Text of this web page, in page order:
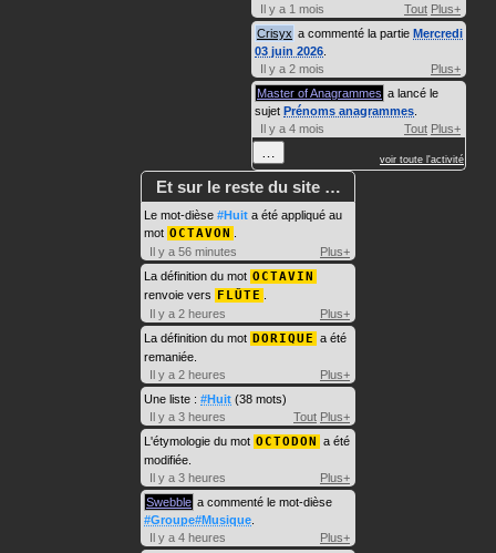
Il y a 1 mois
Tout Plus+
Crisyx a commenté la partie Mercredi
03 juin 2026
Il y a 2 mois
Plus+
Master of Anagrammes a lancé le
sujet Prénoms anagrammes
Il y a 4 mois
Tout Plus+
voir toute l'activité
Et sur le reste du site …
Le mot-dièse #Huit a été appliqué au
mot OCTAVON
Il y a 56 minutes
Plus+
La définition du mot OCTAVIN
renvoie vers FLÛTE
Il y a 2 heures
Plus+
La définition du mot DORIQUE a été
remaniée.
Il y a 2 heures
Plus+
Une liste : #Huit (38 mots)
Il y a 3 heures
Tout Plus+
L'étymologie du mot OCTODON a été
modifiée.
Il y a 3 heures
Plus+
Swebble a commenté le mot-dièse
#Groupe#Musique
Il y a 4 heures
Plus+